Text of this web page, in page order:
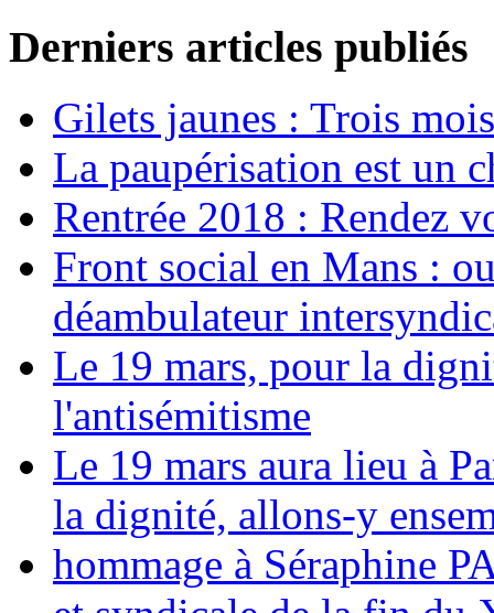
Derniers articles publiés
Gilets jaunes : Trois
La paupérisation est un
Rentrée 2018 : Rendez
Front social en Mans :
déambulateur
Le 19 mars, pour la
l'antisémitisme
Le 19 mars aura lieu à
la dignité, allons-y
hommage à Séraphine